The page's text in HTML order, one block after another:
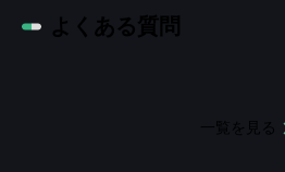
よくある質問
一覧を見る